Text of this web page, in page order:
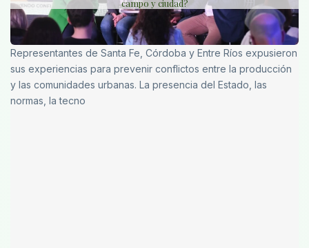
campo y ciudad?
Representantes de Santa Fe, Córdoba y Entre Ríos expusieron
sus experiencias para prevenir conflictos entre la producción
y las comunidades urbanas. La presencia del Estado, las
normas, la tecno